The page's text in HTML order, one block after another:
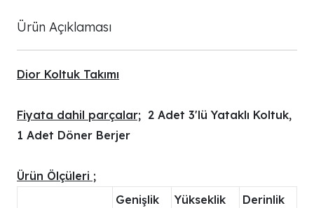
Ürün Açıklaması
Dior Koltuk Takımı
Fiyata dahil parçalar; 2 Adet 3'lü Yataklı Koltuk,
1 Adet Döner Berjer
Ürün Ölçüleri ;
Genişlik
Yükseklik
Derinlik